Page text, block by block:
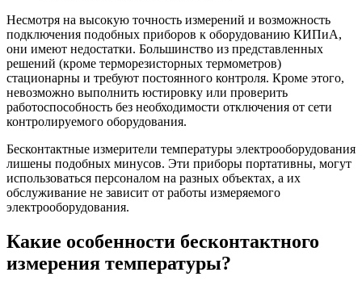
Несмотря на высокую точность измерений и возможность
подключения подобных приборов к оборудованию КИПиА,
они имеют недостатки. Большинство из представленных
решений (кроме терморезисторных термометров)
стационарны и требуют постоянного контроля. Кроме этого,
невозможно выполнить юстировку или проверить
работоспособность без необходимости отключения от сети
контролируемого оборудования.
Бесконтактные измерители температуры электрооборудования
лишены подобных минусов. Эти приборы портативны, могут
использоваться персоналом на разных объектах, а их
обслуживание не зависит от работы измеряемого
электрооборудования.
Какие особенности бесконтактного
измерения температуры?